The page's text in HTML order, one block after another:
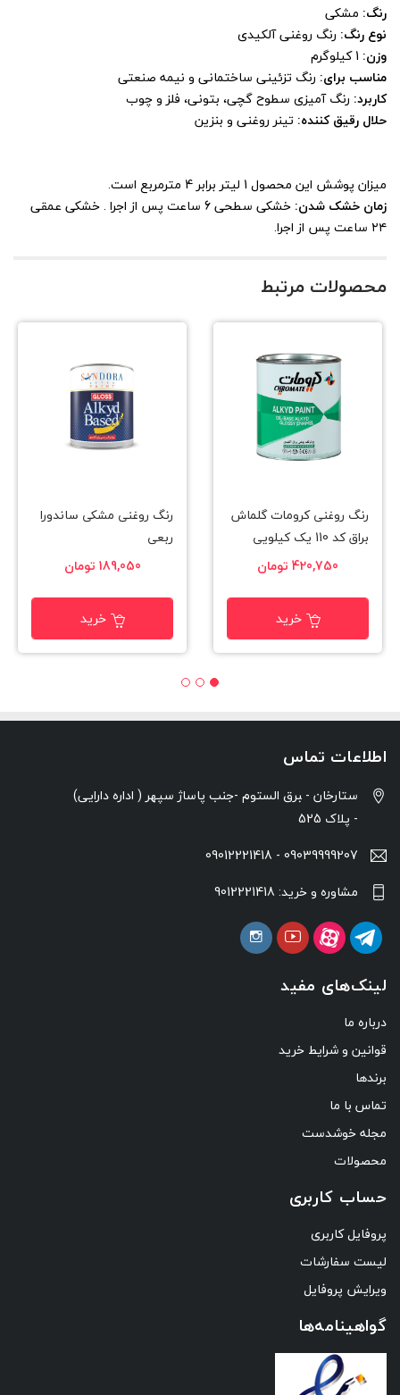
رنگ: مشکی
نوع رنگ: رنگ روغنی آلکیدی
وزن:
مناسب برای: رنگ تزئینی ساختمانی و نیمه صنعتی
کاربرد: رنگ آمیزی سطوح گچی، بتونی، فلز و چوب
حلال رقیق کننده: تینر روغنی و بنزین
میزان پوشش این محصول 1 لیتر برابر 4 مترمربع است.
زمان خشک شدن:
خشکی سطحی 6 ساعت پس از اجرا . خشکی عمقی
۲۴ ساعت پس از اجرا.
محصولات مرتبط
رنگ روغنی کرومات گلماش
براق کد 110 یک کیلویی
420,750 تومان
خرید
رنگ روغنی مشکی ساندورا
ربعی
189,050 تومان
خرید
اطلاعات تماس
ستارخان - ‍برق الستوم -جنب پاساژ سپهر ( اداره دارایی)
- پلاک 525
09039999207 - 09012221418
مشاوره و خرید: 9012221418
لینک‌های مفید
درباره ما
قوانین و شرایط خرید
برندها
تماس با ما
مجله خوشدست
محصولات
حساب کاربری
پروفایل کاربری
لیست سفارشات
ویرایش پروفایل
گواهینامه‌ها